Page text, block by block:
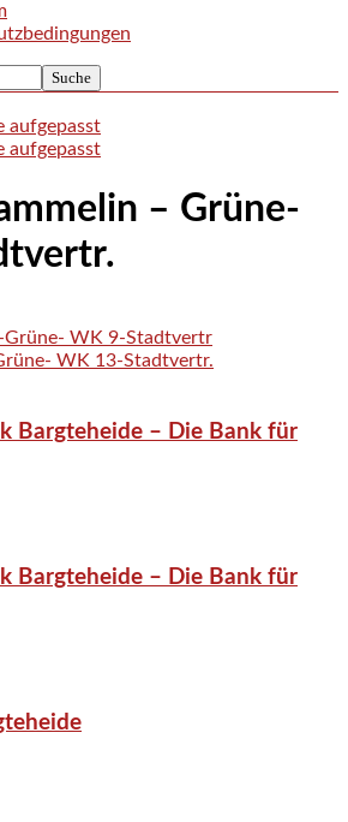
– Grüne-
Bargteheide – Die Bank für
Bargteheide – Die Bank für